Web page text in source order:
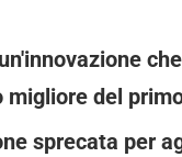
migliore del
sprecata per